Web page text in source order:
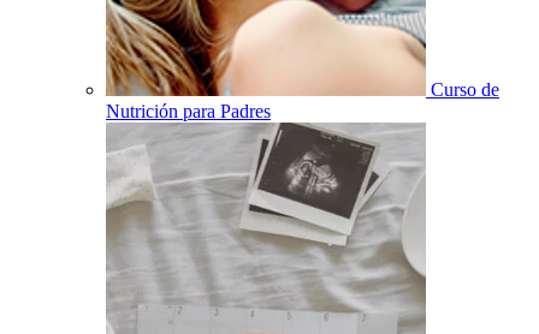
Curso de
Nutrición para Padres